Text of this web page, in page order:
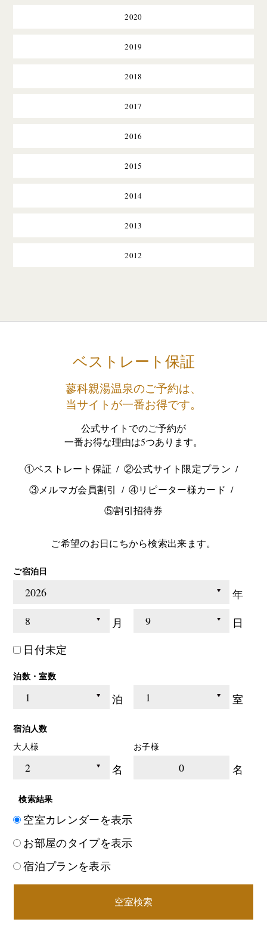
2020
2019
2018
2017
2016
2015
2014
2013
2012
ベストレート保証
蓼科親湯温泉のご予約は、
当サイトが一番お得です。
公式サイトでのご予約が
一番お得な理由は5つあります。
①ベストレート保証
②公式サイト限定プラン
③メルマガ会員割引
④リピーター様カード
⑤割引招待券
ご希望のお日にちから検索出来ます。
ご宿泊日
年
月
日
日付未定
泊数・室数
泊 室
宿泊人数
大人様
名
お子様
0 名
検索結果
空室カレンダーを表示
お部屋のタイプを表示
宿泊プランを表示
空室検索